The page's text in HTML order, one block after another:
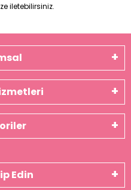
iletebilirsiniz.
Edin